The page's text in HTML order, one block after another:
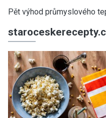
Pět výhod průmyslového